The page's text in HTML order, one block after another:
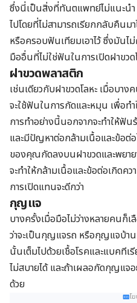
ซึ่งนี่เป็นสิ่งที่ทันตแพทย์ไม่แนะน
ไปโดยที่ไม่สามารถเรียกกลับคืน
หรือครอบฟันเทียมเอาไว้ ซึ่งมันไ
มืออื่นที่ไม่ใช่ฟันในการเปิดฝาขวด
ฝาขวดพลาสติก
เช่นเดียวกับฝาขวดโลหะ เมื่อบา
จะใช้ฟันในการกัดและหมุน เพื่อท
การทำอย่างนี้นอกจากจะทำให้ฟัน
และมีปัญหาต่อกล้ามเนื้อและข้อต่
ของคุณกัดลงบนฝาขวดและพยา
จะทำให้กล้ามเนื้อและข้อต่อเกิดค
การเปิดแทนจะดีกว่า
กุญแจ
บางครั้งเมื่อมือไม่ว่างหลายคนก็เ
ว่าจะเป็นกุญแจรถ หรือกุญแจบ้า
นั้นเต็มไปด้วยเชื้อโรคและแบคทีเ
ไม่สบายได้ และถ้าเผลอกัดกุญแจ
ด้วย
โ